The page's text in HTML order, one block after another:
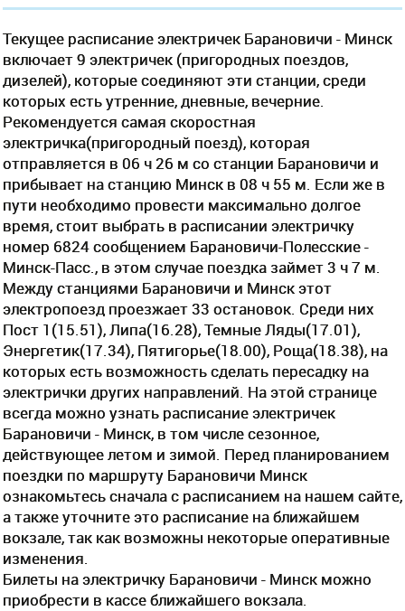
Текущее расписание электричек Барановичи - Минск
включает 9 электричек (пригородных поездов,
дизелей), которые соединяют эти станции, среди
которых есть утренние, дневные, вечерние.
Рекомендуется самая скоростная
электричка(пригородный поезд), которая
отправляется в 06 ч 26 м со станции Барановичи и
прибывает на станцию Минск в 08 ч 55 м. Если же в
пути необходимо провести максимально долгое
время, стоит выбрать в расписании электричку
номер 6824 сообщением Барановичи-Полесские -
Минск-Пасс., в этом случае поездка займет 3 ч 7 м.
Между станциями Барановичи и Минск этот
электропоезд проезжает 33 остановок. Среди них
Пост 1(15.51), Липа(16.28), Темные Ляды(17.01),
Энергетик(17.34), Пятигорье(18.00), Роща(18.38), на
которых есть возможность сделать пересадку на
электрички других направлений. На этой странице
всегда можно узнать расписание электричек
Барановичи - Минск, в том числе сезонное,
действующее летом и зимой. Перед планированием
поездки по маршруту Барановичи Минск
ознакомьтесь сначала с расписанием на нашем сайте,
а также уточните это расписание на ближайшем
вокзале, так как возможны некоторые оперативные
изменения.
Билеты на электричку Барановичи - Минск можно
приобрести в кассе ближайшего вокзала.